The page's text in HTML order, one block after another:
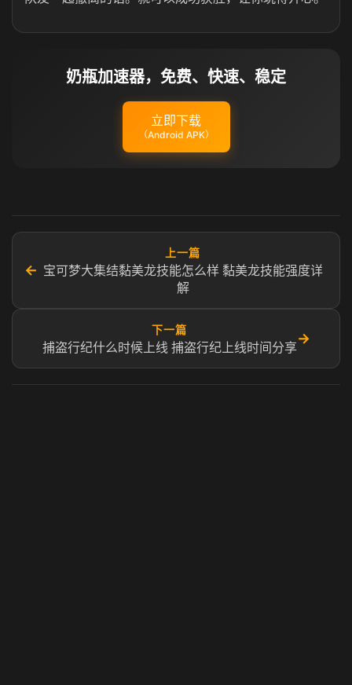
奶瓶加速器，免费、快速、稳定
立即下载
（Android APK）
←
上一篇
宝可梦大集结黏美龙技能怎么样 黏美龙技能强度详
解
下一篇
捕盗行纪什么时候上线 捕盗行纪上线时间分享
→